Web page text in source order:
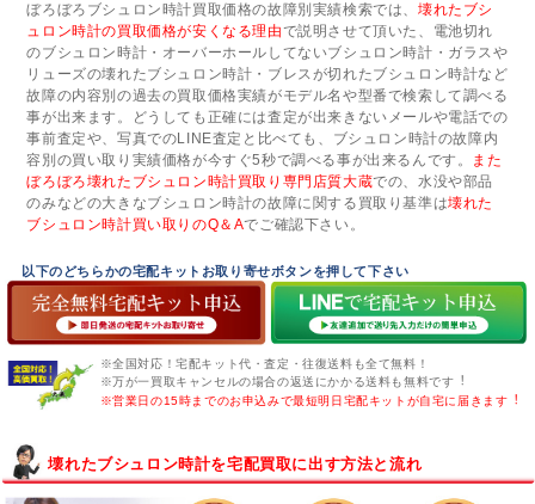
ぼろぼろブシュロン時計買取価格の故障別実績検索では、壊れたブシ
ュロン時計の買取価格が安くなる理由で説明させて頂いた、電池切れ
のブシュロン時計・オーバーホールしてないブシュロン時計・ガラスや
リューズの壊れたブシュロン時計・ブレスが切れたブシュロン時計など
故障の内容別の過去の買取価格実績がモデル名や型番で検索して調べる
事が出来ます。どうしても正確には査定が出来きないメールや電話での
事前査定や、写真でのLINE査定と比べても、ブシュロン時計の故障内
容別の買い取り実績価格が今すぐ5秒で調べる事が出来るんです。
また
ぼろぼろ壊れたブシュロン時計買取り専門店質大蔵での、水没や部品
のみなどの大きなブシュロン時計の故障に関する買取り基準は壊れた
ブシュロン時計買い取りのQ＆Aでご確認下さい。
以下のどちらかの宅配キットお取り寄せボタンを押して下さい
※全国対応！宅配キット代・査定・往復送料も全て無料！
※万が一買取キャンセルの場合の返送にかかる送料も無料です︕
※営業日の15時までのお申込みで最短明日宅配キットが自宅に届きます︕
壊れたブシュロン時計を宅配買取に出す方法と流れ